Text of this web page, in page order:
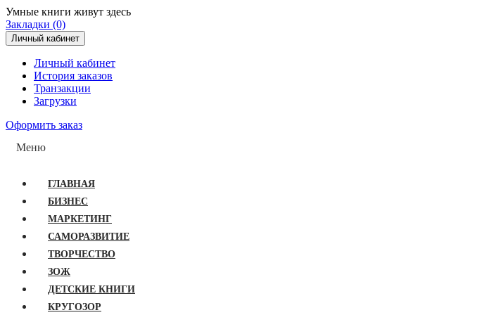
Умные книги живут здесь
Закладки (0)
Личный кабинет
Личный кабинет
История заказов
Транзакции
Загрузки
Оформить заказ
Меню
ГЛАВНАЯ
БИЗНЕС
МАРКЕТИНГ
САМОРАЗВИТИЕ
ТВОРЧЕСТВО
ЗОЖ
ДЕТСКИЕ КНИГИ
КРУГОЗОР